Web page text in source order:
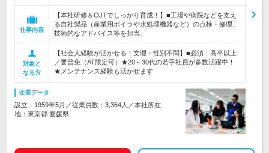
仕事内容
【本社研修＆OJTでしっかり育成！】■工場や病院などを支え
る自社製品（産業用ボイラや水処理機器など）の点検・修理、
技術的なアドバイス等を担当。
対象と
なる方
【社会人経験が活かせる！文理・性別不問】■必須：高卒以上
／要普免（AT限定可）★20～30代の若手社員が多数活躍中！
★メンテナンス経験も活かせます
企業データ
設立：1959年5月／従業員数：3,364人／本社所在
地：東京都 愛媛県